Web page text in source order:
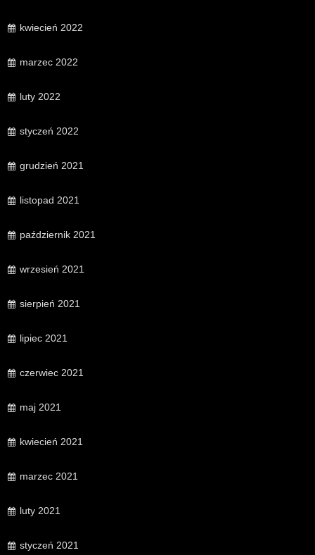
kwiecień 2022
marzec 2022
luty 2022
styczeń 2022
grudzień 2021
listopad 2021
październik 2021
wrzesień 2021
sierpień 2021
lipiec 2021
czerwiec 2021
maj 2021
kwiecień 2021
marzec 2021
luty 2021
styczeń 2021